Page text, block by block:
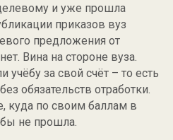
и уже прошла
приказов вуз
предложения от
Вина на стороне вуза.
за свой счёт – то есть
обязательств отработки.
куда по своим баллам в
не прошла.